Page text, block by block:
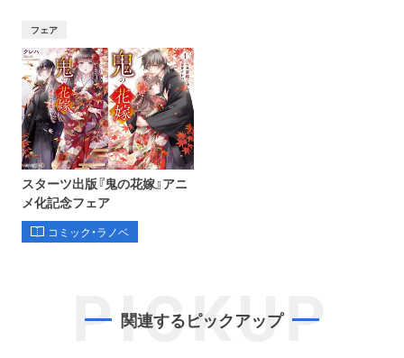
フェア
スターツ出版『鬼の花嫁』アニ
メ化記念フェア
コミック・ラノベ
PICKUP
関連するピックアップ